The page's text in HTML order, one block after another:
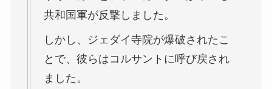
共和国軍が反撃しました。
しかし、ジェダイ寺院が爆破されたこ
とで、彼らはコルサントに呼び戻され
ました。